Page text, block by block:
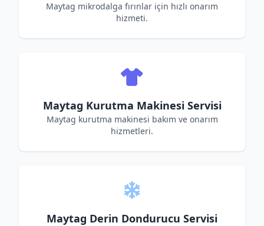
Maytag mikrodalga fırınlar için hızlı onarım
hizmeti.
Maytag Kurutma Makinesi Servisi
Maytag kurutma makinesi bakım ve onarım
hizmetleri.
Maytag Derin Dondurucu Servisi